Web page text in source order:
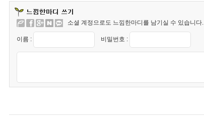
소셜 계정으로도 느낌한마디를 남기실 수 있습니다.
이름 : 비밀번호 :